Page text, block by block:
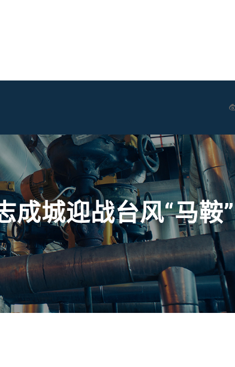
城迎战台风“马鞍”